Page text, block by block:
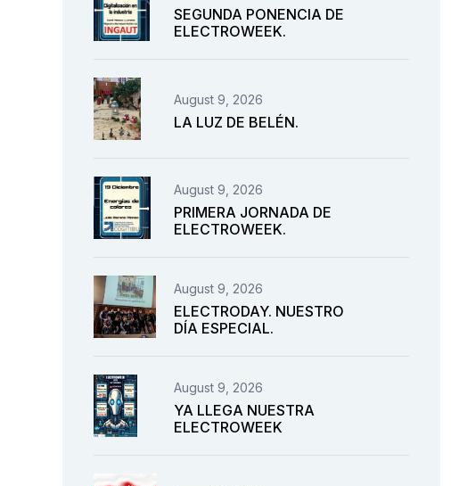
SEGUNDA PONENCIA DE
ELECTROWEEK.
August 9, 2026
LA LUZ DE BELÉN.
August 9, 2026
PRIMERA JORNADA DE
ELECTROWEEK.
August 9, 2026
ELECTRODAY. NUESTRO
DÍA ESPECIAL.
August 9, 2026
YA LLEGA NUESTRA
ELECTROWEEK